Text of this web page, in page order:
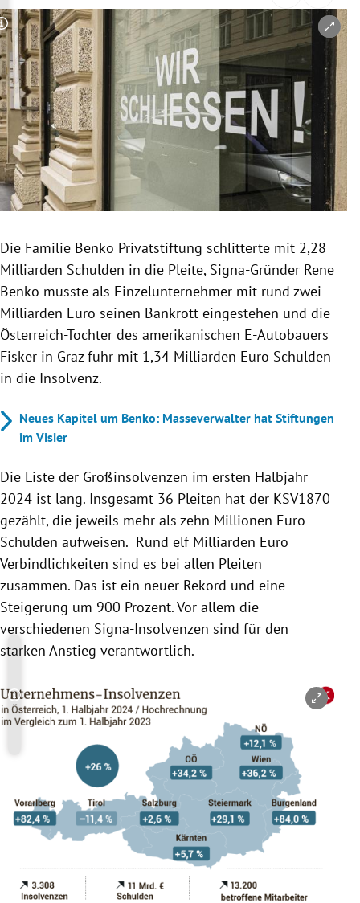
Untermenü
Untermenü
Untermenü
Untermenü
Untermenü
Untermenü
Copyright-Hinweis öffnen/schließen
Die Familie Benko Privatstiftung schlitterte mit 2,28
Milliarden Schulden in die Pleite, Signa-Gründer Rene
Benko musste als Einzelunternehmer mit rund zwei
Milliarden Euro seinen Bankrott eingestehen und die
Österreich-Tochter des amerikanischen E-Autobauers
Fisker in Graz fuhr mit 1,34 Milliarden Euro Schulden
in die Insolvenz.
Neues Kapitel um Benko: Masseverwalter hat Stiftungen
im Visier
Die Liste der Großinsolvenzen im ersten Halbjahr
2024 ist lang. Insgesamt 36 Pleiten hat der KSV1870
gezählt, die jeweils mehr als zehn Millionen Euro
Schulden aufweisen. Rund elf Milliarden Euro
Verbindlichkeiten sind es bei allen Pleiten
zusammen. Das ist ein neuer Rekord und eine
Steigerung um 900 Prozent. Vor allem die
verschiedenen Signa-Insolvenzen sind für den
starken Anstieg verantwortlich.
Copyright-Hinweis öffnen/schließen